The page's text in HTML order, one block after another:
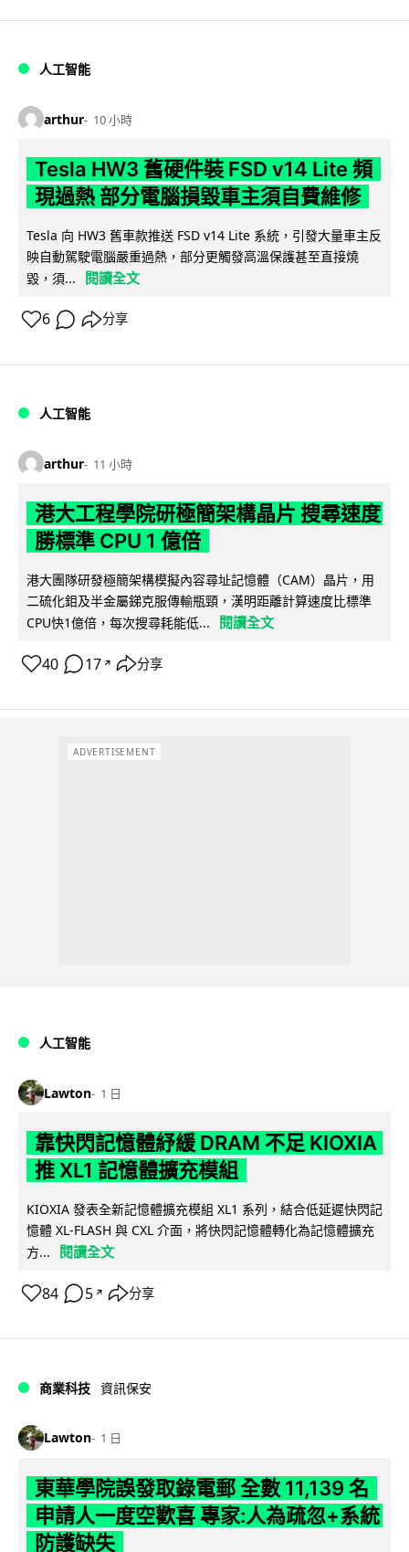
人工智能
arthur 10 小時
Tesla HW3 舊硬件裝 FSD v14 Lite 頻
現過熱 部分電腦損毀車主須自費維修
Tesla 向 HW3 舊車款推送 FSD v14 Lite 系統，引發大量車主反
映自動駕駛電腦嚴重過熱，部分更觸發高溫保護甚至直接燒
毀，須...
閱讀全文
6 分享
人工智能
arthur 11 小時
港大工程學院研極簡架構晶片 搜尋速度
勝標準 CPU 1 億倍
港大團隊研發極簡架構模擬內容尋址記憶體（CAM）晶片，用
二硫化鉬及半金屬銻克服傳輸瓶頸，漢明距離計算速度比標準
CPU快1億倍，每次搜尋耗能低...
閱讀全文
40 17 ↗ 分享
ADVERTISEMENT
人工智能
Lawton 1 日
靠快閃記憶體紓緩 DRAM 不足 KIOXIA
推 XL1 記憶體擴充模組
KIOXIA 發表全新記憶體擴充模組 XL1 系列，結合低延遲快閃記
憶體 XL-FLASH 與 CXL 介面，將快閃記憶體轉化為記憶體擴充
方...
閱讀全文
84 5 ↗ 分享
商業科技 資訊保安
Lawton 1 日
東華學院誤發取錄電郵 全數 11,139 名
申請人一度空歡喜 專家:人為疏忽+系統
防護缺失